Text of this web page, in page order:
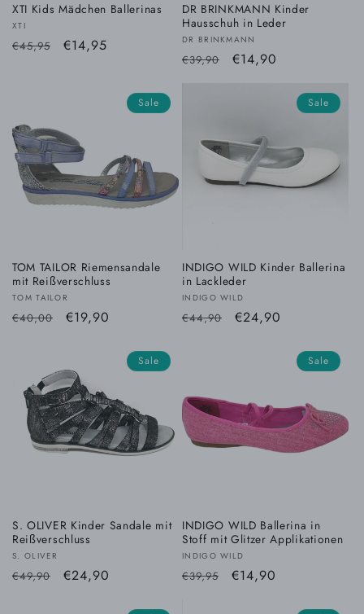
XTI Kids Mädchen Ballerinas
Anbieter:
XTI
Normaler
€45,95 Verkaufspreis
€14,95
DR BRINKMANN Kinder
Hausschuh in Leder
Anbieter:
DR BRINKMANN
Normaler
€39,90 Verkaufspreis
€14,90
Sale
TOM TAILOR Riemensandale
mit Reißverschluss
Anbieter:
TOM TAILOR
Normaler
€40,00 Verkaufspreis
€19,90
Sale
INDIGO WILD Kinder Ballerina
in Lackleder
Anbieter:
INDIGO WILD
Normaler
€44,90 Verkaufspreis
€24,90
Sale
S. OLIVER Kinder Sandale mit
Reißverschluss
Anbieter:
S. OLIVER
Normaler
€49,90 Verkaufspreis
€24,90
Sale
INDIGO WILD Ballerina in
Stoff mit Glitzer Applikationen
Anbieter:
INDIGO WILD
Normaler
€39,95 Verkaufspreis
€14,90